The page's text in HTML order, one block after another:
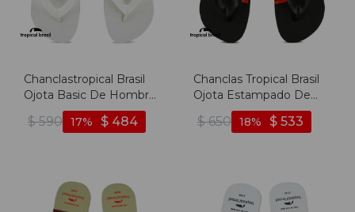
Chanclastropical Brasil
Ojota Basic De Hombre
- Blanco - Blanco
$ 590 $ 484
17
Chanclas Tropical Brasil
Ojota Estampado De
Hombre - Negro -
Negro
$ 650 $ 533
18